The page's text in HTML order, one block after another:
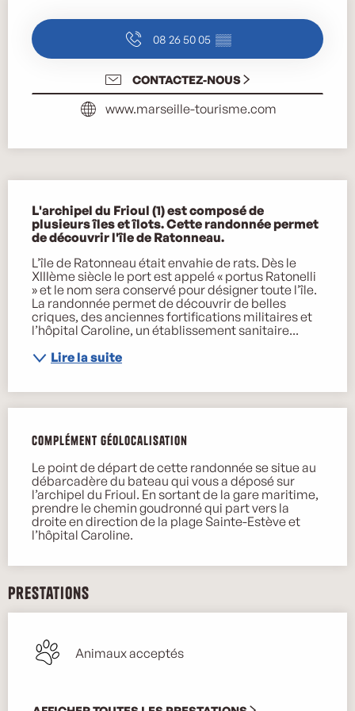
08 26 50 05 ▒▒
CONTACTEZ-NOUS
www.marseille-tourisme.com
L'archipel du Frioul (1) est composé de
plusieurs îles et îlots. Cette randonnée permet
de découvrir l'île de Ratonneau.
L’île de Ratonneau était envahie de rats. Dès le
XIIIème siècle le port est appelé « portus Ratonelli
» et le nom sera conservé pour désigner toute l’île.
La randonnée permet de découvrir de belles
criques, des anciennes fortifications militaires et
l’hôpital Caroline, un établissement sanitaire...
Lire la suite
Complément géolocalisation
Complément géolocalisation
Le point de départ de cette randonnée se situe au
débarcadère du bateau qui vous a déposé sur
l’archipel du Frioul. En sortant de la gare maritime,
prendre le chemin goudronné qui part vers la
droite en direction de la plage Sainte-Estève et
l’hôpital Caroline.
Prestations
Animaux acceptés